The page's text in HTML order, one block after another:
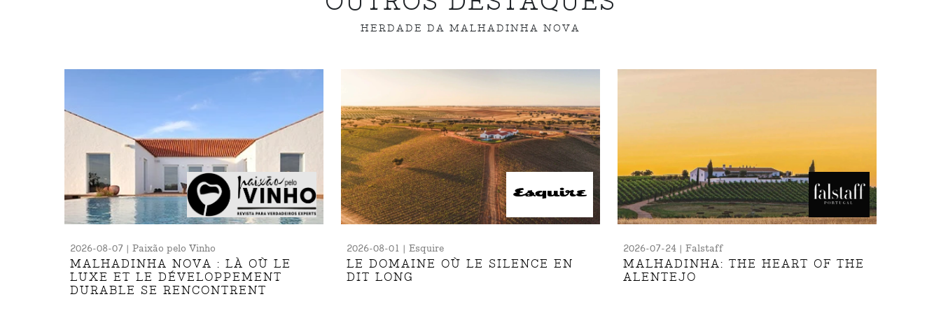
HERDADE DA MALHADINHA NOVA
2026-08-07 | Paixão pelo Vinho
MALHADINHA NOVA : LÀ OÙ LE
LUXE ET LE DÉVELOPPEMENT
DURABLE SE RENCONTRENT
2026-08-01 | Esquire
LE DOMAINE OÙ LE SILENCE EN
DIT LONG
2026-07-24 | Falstaff
MALHADINHA: THE HEART OF THE
ALENTEJO